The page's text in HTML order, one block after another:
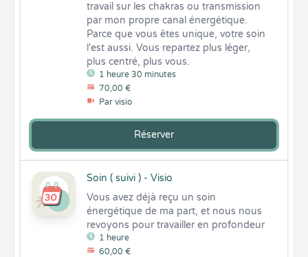
1 heure 30 minutes
70,00 €
Par visio
travail sur les chakras ou transmission
par mon propre canal énergétique.
Parce que vous êtes unique, votre soin
l'est aussi. Vous repartez plus léger,
plus centré, plus vous.
Réserver
Soin ( suivi ) - Visio
1 heure
60,00 €
Vous avez déjà reçu un soin
énergétique de ma part, et nous nous
revoyons pour travailler en profondeur